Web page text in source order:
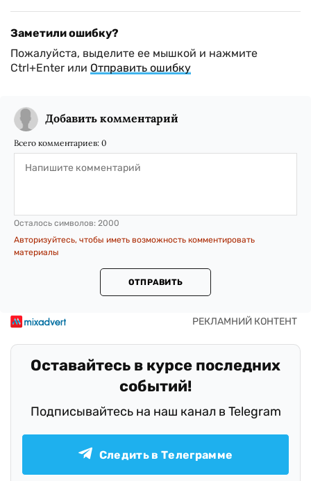
Заметили ошибку?
Пожалуйста, выделите ее мышкой и нажмите
Ctrl+Enter или Отправить ошибку
Добавить комментарий
Всего комментариев: 0
Осталось символов: 2000
Авторизуйтесь, чтобы иметь возможность комментировать
материалы
ОТПРАВИТЬ
Оставайтесь в курсе последних
событий!
Подписывайтесь на наш канал в Telegram
Следить в Телеграмме